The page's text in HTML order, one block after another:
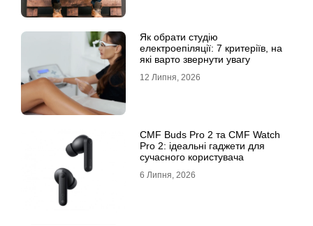
Як обрати студію
електроепіляції: 7 критеріїв, на
які варто звернути увагу
12 Липня, 2026
CMF Buds Pro 2 та CMF Watch
Pro 2: ідеальні гаджети для
сучасного користувача
6 Липня, 2026